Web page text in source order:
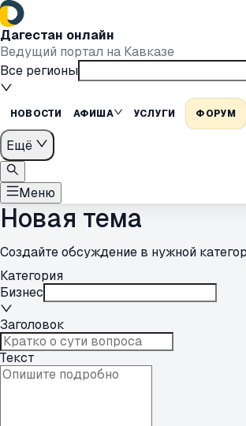
Дагестан онлайн
Ведущий портал на Кавказе
Все регионы
НОВОСТИ АФИША УСЛУГИ ФОРУМ
Ещё
Меню
Новая тема
Создайте обсуждение в нужной
Категория
Бизнес
Заголовок
Текст